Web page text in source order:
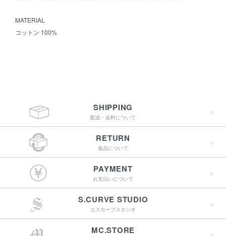
MATERIAL
コットン 100%
SHIPPING
配送・送料について
￥4,400（税込）以上
のご購入で送料無料
15:00までのご注文で
最短翌営業日配送
RETURN
返品について
→詳しくはこちらへ
PAYMENT
お支払いについて
S.CURVE STUDIO
エスカーブスタジオ
MC.STORE